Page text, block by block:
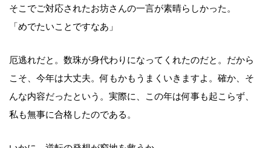
そこでご対応されたお坊さんの一言が素晴らしかった。
「めでたいことですなあ」
厄逃れだと。数珠が身代わりになってくれたのだと。だから
こそ、今年は大丈夫。何もかもうまくいきますよ。確か、そ
んな内容だったという。実際に、この年は何事も起こらず、
私も無事に合格したのである。